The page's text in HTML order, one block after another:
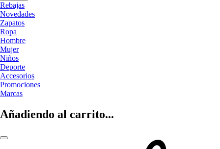
Rebajas
Novedades
Zapatos
Ropa
Hombre
Mujer
Niños
Deporte
Accesorios
Promociones
Marcas
Añadiendo al carrito...